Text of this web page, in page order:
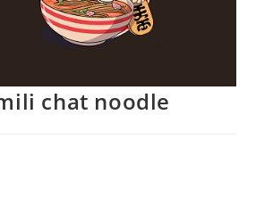
chat noodle